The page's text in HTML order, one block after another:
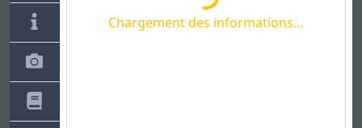
Chargement des informations...